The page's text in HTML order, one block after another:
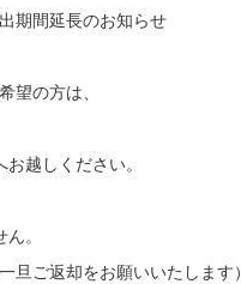
期間延長のお知らせ
の方は、
越しください。
。
旦ご返却をお願いいたします）